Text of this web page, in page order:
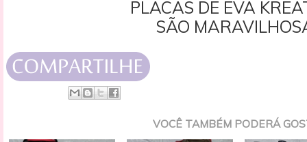
PLACAS DE EVA
SÃO
VOCÊ TAMBÉM PODERÁ